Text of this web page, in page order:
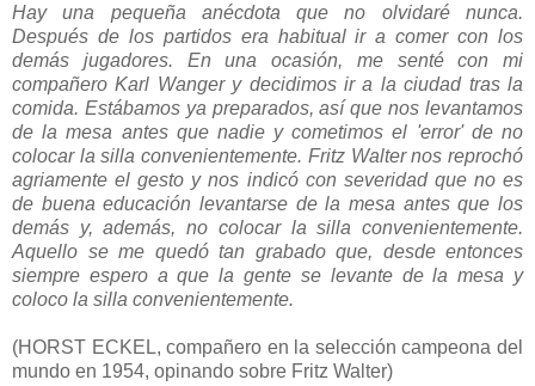
Hay una pequeña anécdota que no olvidaré nunca.
Después de los partidos era habitual ir a comer con los
demás jugadores. En una ocasión, me senté con mi
compañero Karl Wanger y decidimos ir a la ciudad tras la
comida. Estábamos ya preparados, así que nos levantamos
de la mesa antes que nadie y cometimos el 'error' de no
colocar la silla convenientemente. Fritz Walter nos reprochó
agriamente el gesto y nos indicó con severidad que no es
de buena educación levantarse de la mesa antes que los
demás y, además, no colocar la silla convenientemente.
Aquello se me quedó tan grabado que, desde entonces
siempre espero a que la gente se levante de la mesa y
coloco la silla convenientemente.
(HORST ECKEL, compañero en la selección campeona del
mundo en 1954, opinando sobre Fritz Walter)